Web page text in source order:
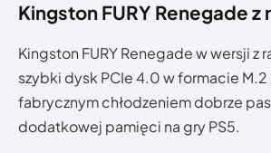
Kingston FURY Renegade
Kingston FURY Renegade w wersji z
szybki dysk PCIe 4.0 w formacie
fabrycznym chłodzeniem dobrze
dodatkowej pamięci na gry PS5.